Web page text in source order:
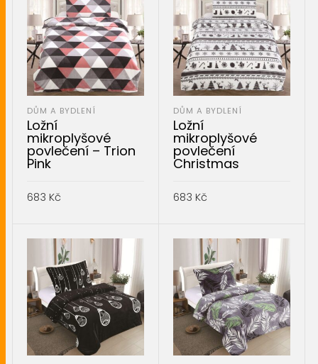
DŮM A BYDLENÍ
Ložní
mikroplyšové
povlečení – Trion
Pink
683 Kč
DŮM A BYDLENÍ
Ložní
mikroplyšové
povlečení
Christmas
683 Kč